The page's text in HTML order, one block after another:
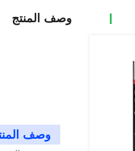
وصف المنتج
وصف